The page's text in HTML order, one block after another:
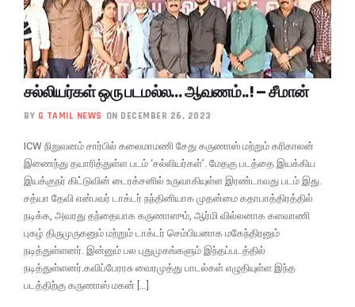
சல்லியர்கள் ஒரு படமல்ல… ஆவணம்..! – சீமான்
BY G TAMIL NEWS ON DECEMBER 26, 2023
ICW நிறுவனம் சார்பில் கலைமாமணி சேது கருணாஸ் மற்றும் கரிகாலன்
இணைந்து தயாரித்துள்ள படம் ‘சல்லியர்கள்’. மேதகு படத்தை இயக்கிய
இயக்குநர் கிட்டுவின் டைரக்சனில் உருவாகியுள்ள இரண்டாவது படம் இது.
சத்யா தேவி என்பவர் டாக்டர் நந்தினியாக முதன்மை கதாபாத்திரத்தில்
நடிக்க, அவரது தந்தையாக கருணாஸும், ஆர்மி வில்லனாக களவாணி
புகழ் திருமுருகனும் மற்றும் டாக்டர் செம்பியனாக மகேந்திரனும்
நடித்துள்ளனர். இன்னும் பல புதுமுகங்களும் இந்தப்படத்தில்
நடித்துள்ளனர்.கவிப்பேரரசு வைரமுத்து பாடல்கள் எழுதியுள்ள இந்த
படத்திற்கு கருணாஸ் மகன் […]